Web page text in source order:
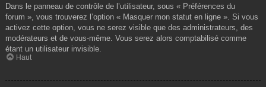
Dans le panneau de contrôle de l’utilisateur, sous « Préférences du
forum », vous trouverez l’option « Masquer mon statut en ligne ». Si vous
activez cette option, vous ne serez visible que des administrateurs, des
modérateurs et de vous-même. Vous serez alors comptabilisé comme
étant un utilisateur invisible.
Haut